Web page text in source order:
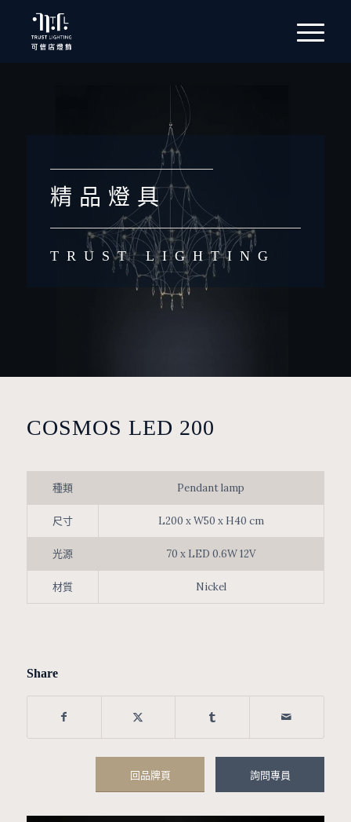
精 品 燈 具
TRUST LIGHTING
COSMOS LED 200
種類 Pendant lamp
尺寸 L200 x W50 x H40 cm
光源 70 x LED 0.6W 12V
材質 Nickel
Share
回品牌頁 詢問專員